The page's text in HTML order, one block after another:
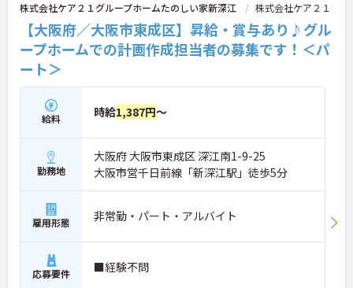
株式会社ケア２１グループホームたのしい家新深江 株式会社ケア２１
【大阪府／大阪市東成区】昇給・賞与あり♪グル
ープホームでの計画作成担当者の募集です！＜パ
ート＞
給料 時給1,387円～
勤務地
大阪府 大阪市東成区 深江南1-9-25
大阪市営千日前線「新深江駅」徒歩5分
雇用形態 非常勤・パート・アルバイト
応募要件 ■経験不問